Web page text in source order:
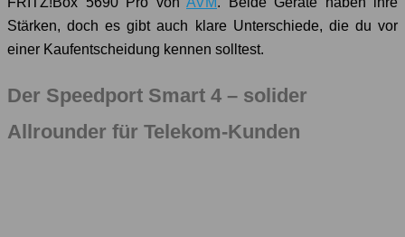
Stärken, doch es gibt auch klare Unterschiede, die du vor
einer Kaufentscheidung kennen solltest.
Der Speedport Smart 4 – solider
Allrounder für Telekom-Kunden